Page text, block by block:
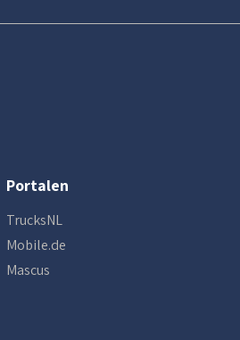
Portalen
TrucksNL
Mobile.de
Mascus